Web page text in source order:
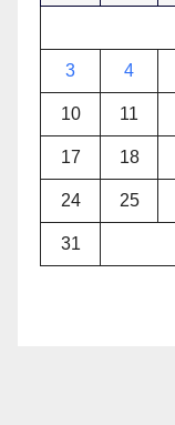
3 4
10 11
17 18
24 25
31